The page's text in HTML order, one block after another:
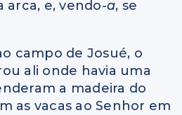
arca, e, vendo-a, se
campo de Josué, o
ali onde havia uma
a madeira do
as vacas ao Senhor em